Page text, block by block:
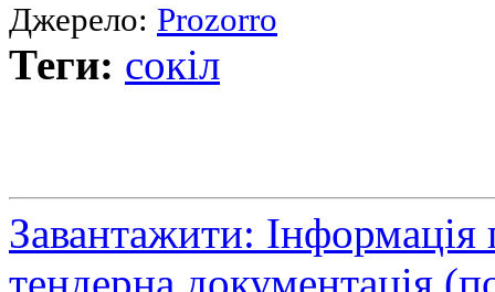
Джерело: Prozorro
Теги: сокіл
Завантажити: Інформація